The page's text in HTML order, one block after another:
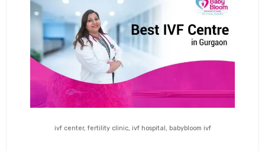
ivf center, fertility clinic, ivf hospital, babybloom ivf